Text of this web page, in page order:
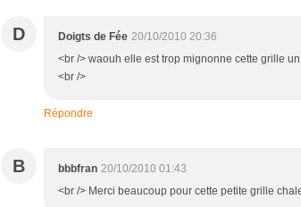
D Doigts de Fée 20/10/2010 20:36
<br /> waouh elle est trop mignonne cette grille
<br />
Répondre
B bbbfran 20/10/2010 01:43
<br /> Merci beaucoup pour cette petite grille